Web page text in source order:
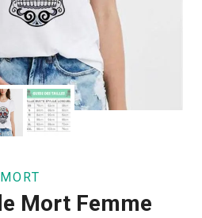
Mort Femme